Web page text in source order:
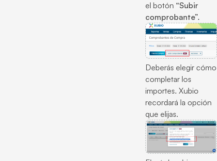
el botón “Subir
comprobante”.
Deberás elegir cómo
completar los
importes. Xubio
recordará la opción
que elijas.